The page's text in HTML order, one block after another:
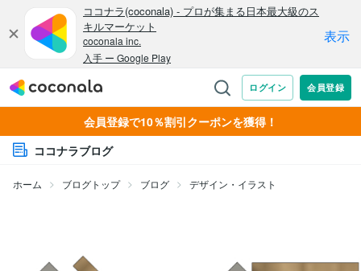
会員登録で10％割引クーポンを獲得！
ココナラブログ
ホーム ブログトップ ブログ デザイン・イラスト